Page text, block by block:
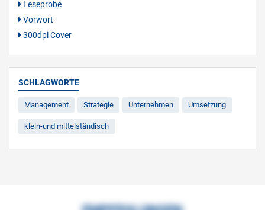
Leseprobe
Vorwort
300dpi Cover
SCHLAGWORTE
Management Strategie Unternehmen Umsetzung
klein-und mittelständisch